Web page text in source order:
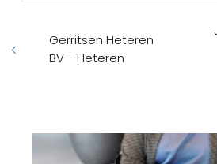
Gerritsen Heteren
BV - Heteren